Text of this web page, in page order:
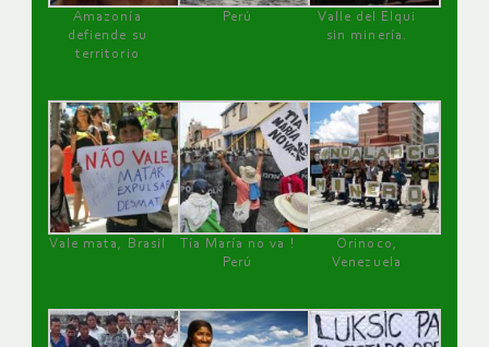
Amazonía
defiende su
territorio
Perú
Valle del Elqui
sin minería.
Vale mata, Brasil
Tía María no va !
Perú
Orinoco,
Venezuela